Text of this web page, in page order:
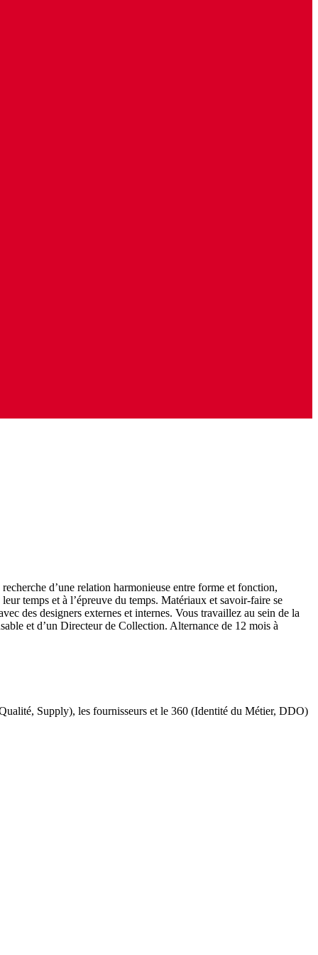
d’une relation harmonieuse entre forme et fonction,
temps et à l’épreuve du temps. Matériaux et savoir-faire se
des designers externes et internes. Vous travaillez au sein de la
et d’un Directeur de Collection. Alternance de 12 mois à
Supply), les fournisseurs et le 360 (Identité du Métier, DDO)